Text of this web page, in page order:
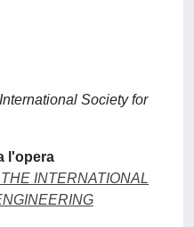
Society for
l'opera
INTERNATIONAL